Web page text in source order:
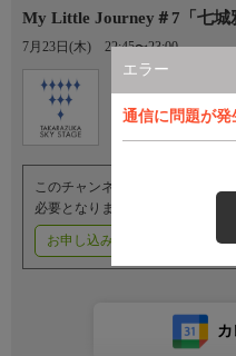
エラー
通信に問題が
My Little Journey＃7「七城
7月23日(木) 22:45〜23:00
このチャンネルのご視聴には、
必要となります。
お申し込みはこちら ご